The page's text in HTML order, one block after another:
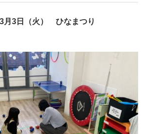
月3日（火） ひなまつり